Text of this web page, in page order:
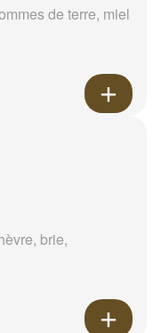
de terre, miel
brie,